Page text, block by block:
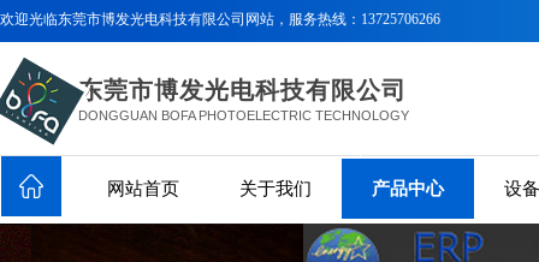
欢迎光临东莞市博发光电科技有限公司网站，服务热线： 13725706266
东莞市博发光电科技有限公司
DONGGUAN BOFA PHOTOELECTRIC TECHNOLOGY
网站首页 关于我们 产品中心 设